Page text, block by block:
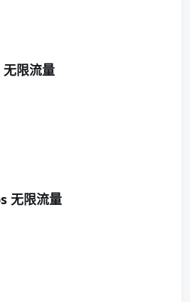
限流量
无限流量